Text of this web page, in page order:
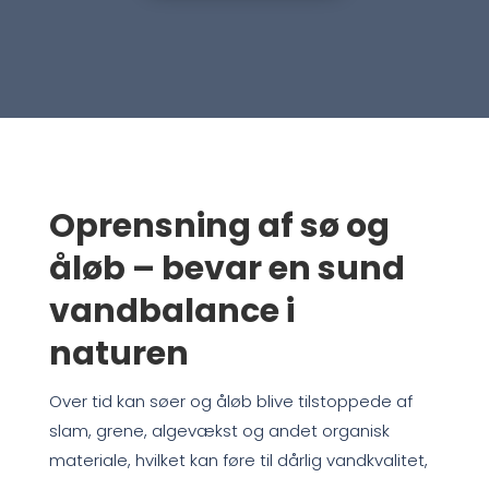
Oprensning af sø og
åløb – bevar en sund
vandbalance i
naturen
Over tid kan søer og åløb blive tilstoppede af
slam, grene, algevækst og andet organisk
materiale, hvilket kan føre til dårlig vandkvalitet,